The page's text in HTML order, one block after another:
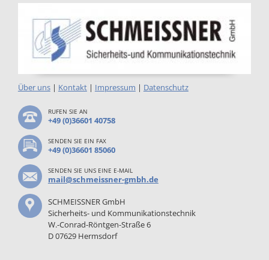
Über uns| Kontakt| Impressum | Datenschutz
RUFEN SIE AN
+49 (0)36601 40758
SENDEN SIE EIN FAX
+49 (0)36601 85060
SENDEN SIE UNS EINE E-MAIL
mail@schmeissner-gmbh.de
SCHMEISSNER GmbH
Sicherheits- und Kommunikationstechnik
W.-Conrad-Röntgen-Straße 6
D 07629 Hermsdorf